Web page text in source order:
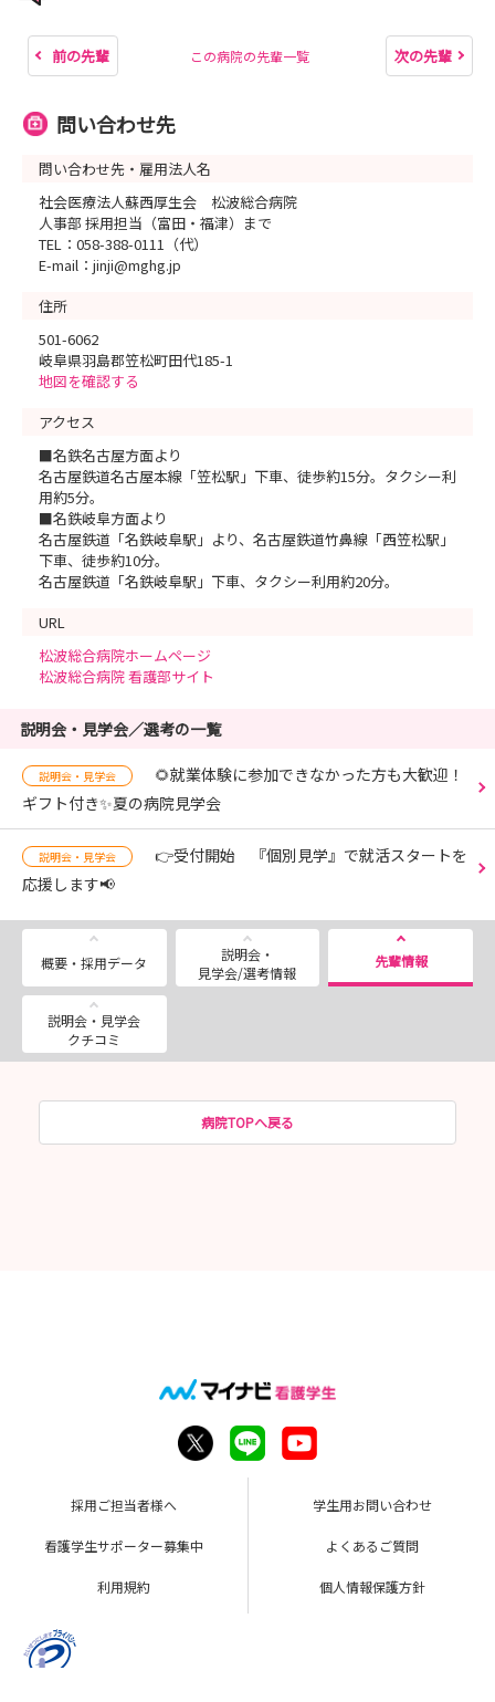
前の先輩 この病院の先輩一覧 次の先輩
問い合わせ先
問い合わせ先・雇用法人名
社会医療法人蘇西厚生会 松波総合病院
人事部 採用担当（富田・福津）まで
TEL：058-388-0111（代）
E-mail：jinji@mghg.jp
住所
501-6062
岐阜県羽島郡笠松町田代185-1
地図を確認する
アクセス
■名鉄名古屋方面より
名古屋鉄道名古屋本線「笠松駅」下車、徒歩約15分。タクシー利
用約5分。
■名鉄岐阜方面より
名古屋鉄道「名鉄岐阜駅」より、名古屋鉄道竹鼻線「西笠松駅」
下車、徒歩約10分。
名古屋鉄道「名鉄岐阜駅」下車、タクシー利用約20分。
URL
松波総合病院ホームページ
松波総合病院 看護部サイト
説明会・見学会／選考の一覧
説明会・見学会
🌻就業体験に参加できなかった方も大歓迎！
ギフト付き✨夏の病院見学会
説明会・見学会
👉受付開始 『個別見学』で就活スタートを
応援します📢
概要・採用データ
説明会・
見学会/選考情報
先輩情報
説明会・見学会
クチコミ
病院TOPへ戻る
採用ご担当者様へ 学生用お問い合わせ
看護学生サポーター募集中 よくあるご質問
利用規約 個人情報保護方針